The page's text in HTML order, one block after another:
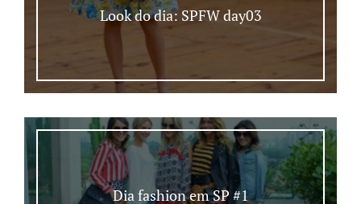
Look do dia: SPFW day03
Dia fashion em SP #1